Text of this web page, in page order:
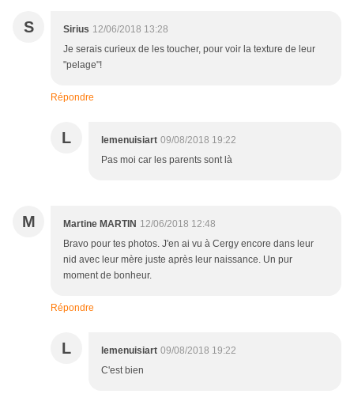
S Sirius 12/06/2018 13:28
Je serais curieux de les toucher, pour voir la texture de leur
"pelage"!
Répondre
L lemenuisiart 09/08/2018 19:22
Pas moi car les parents sont là
M Martine MARTIN 12/06/2018 12:48
Bravo pour tes photos. J'en ai vu à Cergy encore dans leur
nid avec leur mère juste après leur naissance. Un pur
moment de bonheur.
Répondre
L lemenuisiart 09/08/2018 19:22
C'est bien